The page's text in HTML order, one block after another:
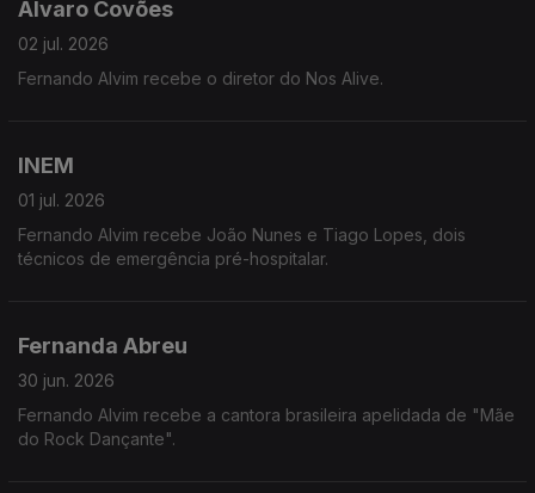
Álvaro Covões
02 jul. 2026
Fernando Alvim recebe o diretor do Nos Alive.
INEM
01 jul. 2026
Fernando Alvim recebe João Nunes e Tiago Lopes, dois
técnicos de emergência pré-hospitalar.
Fernanda Abreu
30 jun. 2026
Fernando Alvim recebe a cantora brasileira apelidada de "Mãe
do Rock Dançante".